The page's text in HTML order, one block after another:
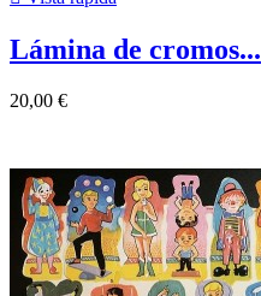
Lámina de cromos...
20,00 €